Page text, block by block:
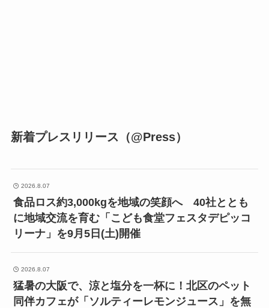
新着プレスリリース（@Press）
2026.8.07
食品ロス約3,000kgを地域の笑顔へ 40社ととも
に地域交流を育む「こども食堂フェスタデピッコ
リーナ」を9月5日(土)開催
2026.8.07
猛暑の大阪で、涼と塩分を一杯に！北区のペット
同伴カフェが「ソルティーレモンジュース」を無